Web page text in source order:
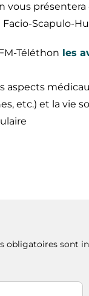
vous
Scapulo-
Téléthon les
aspects
etc.) et la vie
obligatoires sont